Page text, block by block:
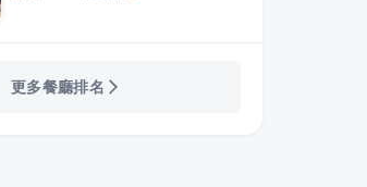
更多餐廳排名